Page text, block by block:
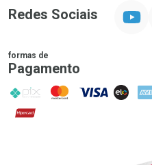
Redes Sociais
formas de
Pagamento
PIX MasterCard
VISA ELO
Hipercard
Promoção em